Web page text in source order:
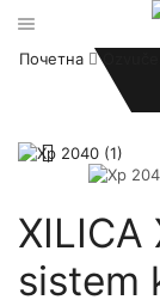
Почетна
XILICA
sistem